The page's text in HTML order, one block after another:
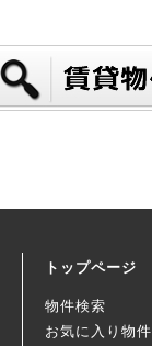
トップページ
物件検索
お気に入り物件